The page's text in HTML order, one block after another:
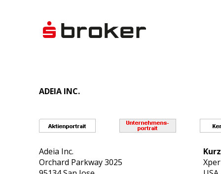
ADEIA INC.
Adeia Inc.
Orchard Parkway 3025